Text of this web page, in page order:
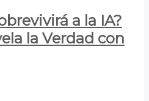
a la IA?
la Verdad con